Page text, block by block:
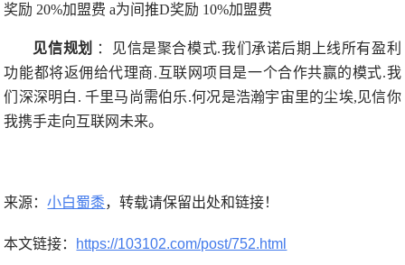
奖励 20%加盟费 a为间推D奖励 10%加盟费
见信规划
：见信是聚合模式.我们承诺后期上线所有盈利
功能都将返佣给代理商.互联网项目是一个合作共赢的模式.我
们深深明白. 千里马尚需伯乐.何况是浩瀚宇宙里的尘埃,见信你
我携手走向互联网未来。
来源：小白蜀黍，转载请保留出处和链接！
本文链接： https://103102.com/post/752.html